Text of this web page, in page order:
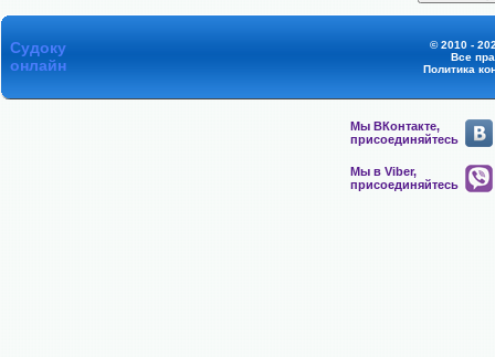
Судоку
онлайн
© 2010 -
Все
Политика
Мы ВКонтакте,
присоединяйтесь
Мы в Viber,
присоединяйтесь